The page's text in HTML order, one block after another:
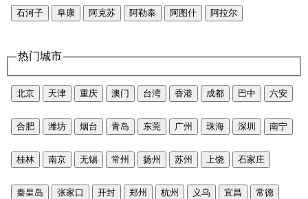
石河子 阜康 阿克苏 阿勒泰 阿图什 阿拉尔
热门城市
北京 天津 重庆 澳门 台湾 香港 成都 巴中 六安
合肥 潍坊 烟台 青岛 东莞 广州 珠海 深圳 南宁
桂林 南京 无锡 常州 扬州 苏州 上饶 石家庄
秦皇岛 张家口 开封 郑州 杭州 义乌 宜昌 常德